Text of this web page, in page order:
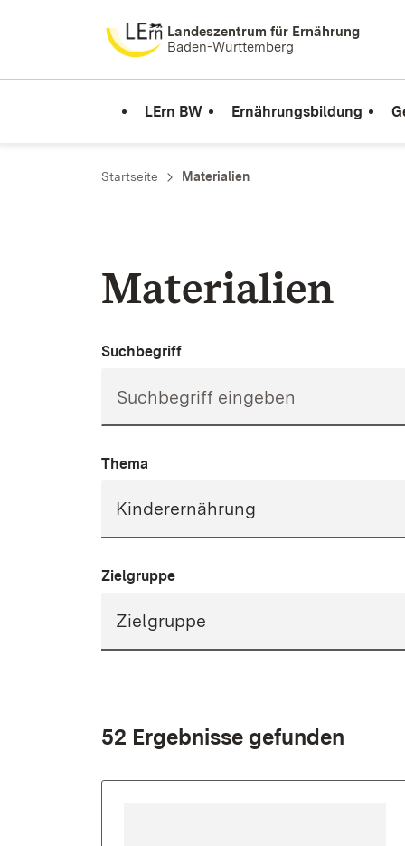
Zum Inhalt springenLandeszentrum für Ernährung
Baden-Württemberg
LErn BW Ernährungsbildung
Startseite Materialien
Materialien
Suchbegriff
Thema
Zielgruppe
52 Ergebnisse gefunden